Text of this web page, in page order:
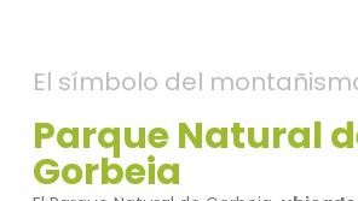
El símbolo del
Parque Natural
Gorbeia